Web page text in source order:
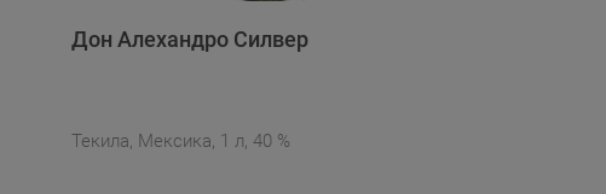
Дон Алехандро Силвер
Текила, Мексика, 1 л, 40 %